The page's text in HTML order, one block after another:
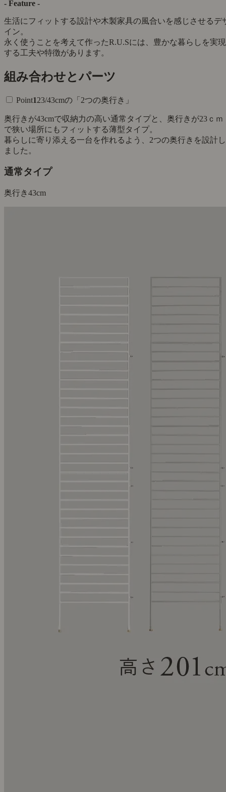
- Feature -
生活にフィットする設計や木製家具の風合いを感じさせるデ
イン。
永く使うことを考えて作ったR.U.Sには、豊かな暮らしを実現
する工夫や特徴があります。
組み合わせとパーツ
Point123/43cmの「2つの奥行き」
奥行きが43cmで収納力の高い通常タイプと、奥行きが23ｃｍ
で狭い場所にもフィットする薄型タイプ。
暮らしに寄り添える一台を作れるよう、2つの奥行きを設計し
ました。
通常タイプ
奥行き43cm